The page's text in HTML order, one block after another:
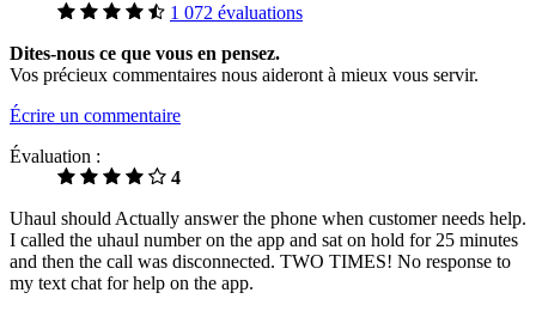
1 072 évaluations
Dites-nous ce que vous en pensez.
Vos précieux commentaires nous aideront à mieux vous servir.
Écrire un commentaire
Évaluation :
4
Uhaul should Actually answer the phone when customer needs help.
I called the uhaul number on the app and sat on hold for 25 minutes
and then the call was disconnected. TWO TIMES! No response to
my text chat for help on the app.